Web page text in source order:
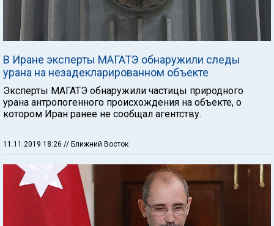
В Иране эксперты МАГАТЭ обнаружили следы
урана на незадекларированном объекте
Эксперты МАГАТЭ обнаружили частицы природного
урана антропогенного происхождения на объекте, о
котором Иран ранее не сообщал агентству.
11.11.2019 18:26 // Ближний Восток